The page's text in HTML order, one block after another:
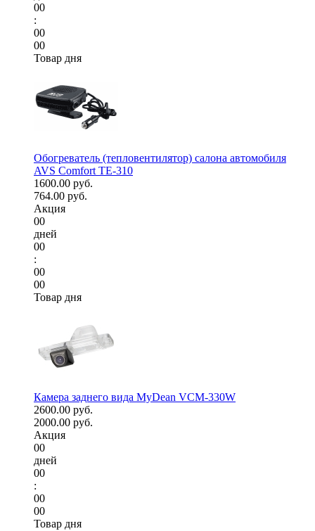
00
:
00
00
Товар дня
Обогреватель (тепловентилятор) салона автомобиля
AVS Comfort TE-310
1600.00 руб.
764.00 руб.
Акция
00
дней
00
:
00
00
Товар дня
Камера заднего вида MyDean VCM-330W
2600.00 руб.
2000.00 руб.
Акция
00
дней
00
:
00
00
Товар дня